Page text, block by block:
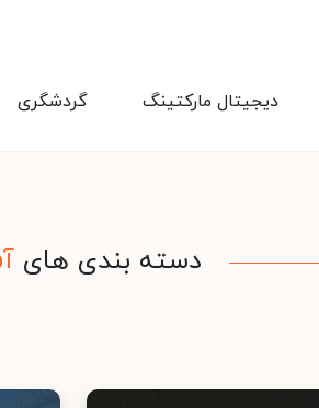
گردشگری دیجیتال مارکتینگ
دسته بندی های